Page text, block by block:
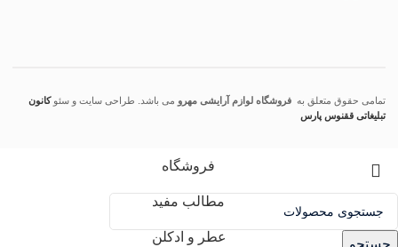
تمامی حقوق متعلق به فروشگاه لوازم آرایشی مهرو می باشد. طراحی سایت و سئوکانون
تبلیغاتی ققنوس پارس
جستجو
فروشگاه
مطالب مفید
عطر و ادکلن